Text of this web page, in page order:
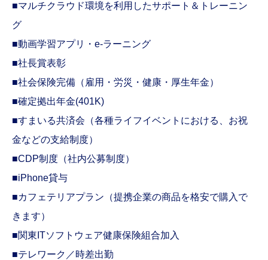
■マルチクラウド環境を利用したサポート＆トレーニン
グ
■動画学習アプリ・e-ラーニング
■社長賞表彰
■社会保険完備（雇用・労災・健康・厚生年金）
■確定拠出年金(401K)
■すまいる共済会（各種ライフイベントにおける、お祝
金などの支給制度）
■CDP制度（社内公募制度）
■iPhone貸与
■カフェテリアプラン（提携企業の商品を格安で購入で
きます）
■関東ITソフトウェア健康保険組合加入
■テレワーク／時差出勤